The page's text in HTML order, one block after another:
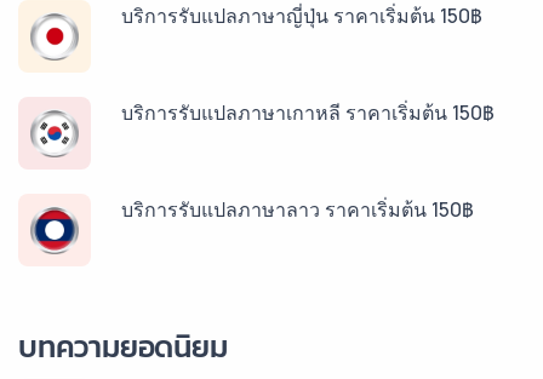
บริการรับแปลภาษาญี่ปุ่น ราคาเริ่มต้น 150฿
บริการรับแปลภาษาเกาหลี ราคาเริ่มต้น 150฿
บริการรับแปลภาษาลาว ราคาเริ่มต้น 150฿
บทความยอดนิยม